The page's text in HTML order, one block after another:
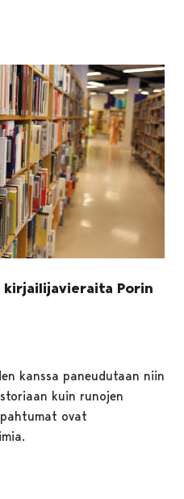
Porin
kanssa paneudutaan niin
kuin runojen
ovat